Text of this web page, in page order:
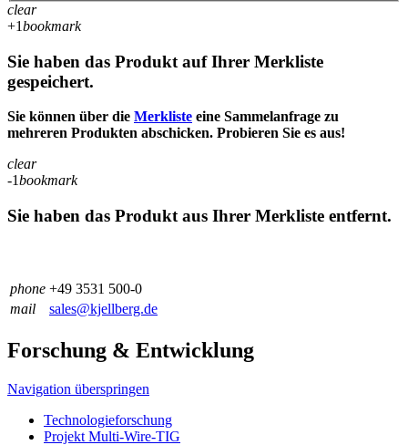
clear
+1bookmark
Sie haben das Produkt auf Ihrer Merkliste
gespeichert.
Sie können über die Merkliste eine Sammelanfrage zu
mehreren Produkten abschicken. Probieren Sie es aus!
clear
-1bookmark
Sie haben das Produkt aus Ihrer Merkliste entfernt.
phone +49 3531 500-0
mail
sales@kjellberg.de
Forschung & Entwicklung
Navigation überspringen
Technologieforschung
Projekt Multi-Wire-TIG